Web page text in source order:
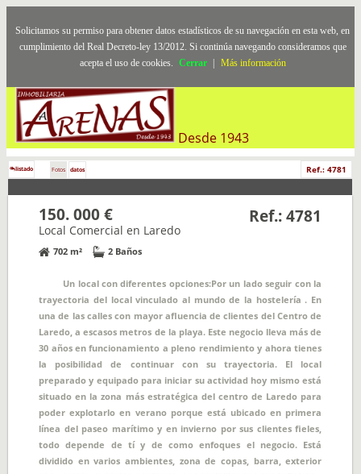
Solicitamos su permiso para obtener datos estadísticos de su navegación en esta web, en
cumplimiento del Real Decreto-ley 13/2012. Si continúa navegando consideramos que
acepta el uso de cookies. Cerrar Más información
Desde 1943
listado Fotos datos Ref.: 4781
150. 000 € Ref.: 4781
Local Comercial en Laredo
702 m² 2 Baños
Un local con diferentes opciones:Por un lado seguir con la
trayectoria del local vinculado al mundo de la hostelería . En
una de las calles con mayor afluencia de clientes del Centro de
Laredo, a escasos metros de la playa. Este negocio lleva más de
30 años en funcionamiento a pleno rendimiento y ahora tienes
la posibilidad de continuar con su trayectoria. El local
preparado y equipado para iniciar su actividad hoy mismo está
situado en la zona más estratégica del centro de Laredo para
poder explotarlo en verano porque está ubicado en primera
línea del paseo marítimo y en invierno por sus clientes fieles,
todo depende de tí y de como enfoques el negocio. Está
dividido en varios ambientes, zona de copas, barra, exterior